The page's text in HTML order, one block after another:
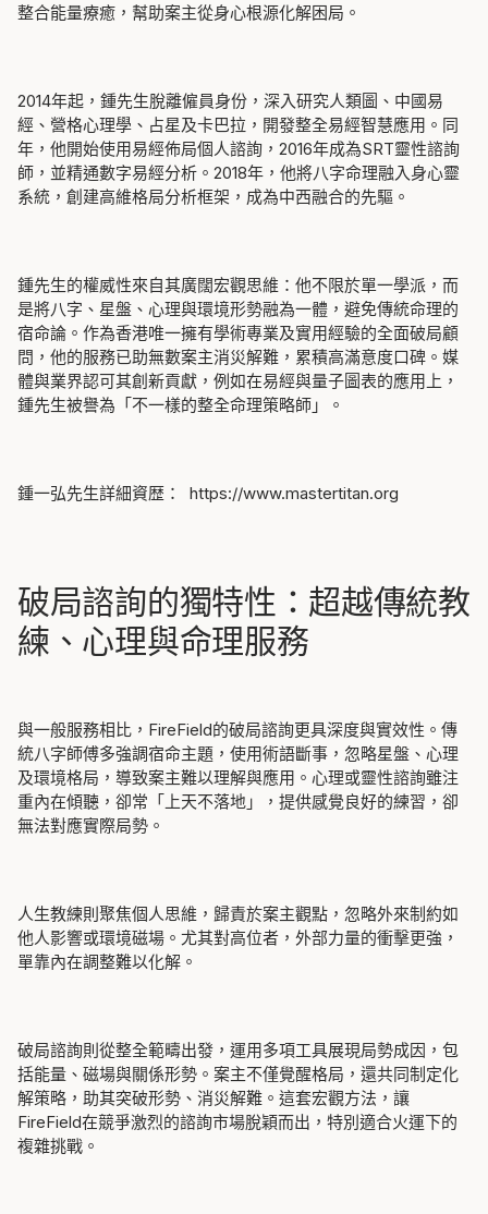
整合能量療癒，幫助案主從身心根源化解困局。
2014年起，鍾先生脫離僱員身份，深入研究人類圖 、中國易
經、營格心理學、占星及卡巴拉，開發整全易經智慧應用 。同
年，他開始使用易經佈局個人諮詢，2016年成為SRT靈性諮詢
師，並精通數字易經分析。2018年，他將八字命理融入身心靈
系統，創建高維格局分析框架，成為中西融合的先驅。
鍾先生的權威性來自其廣闊宏觀思維：他不限於單一學派，而
是將八字、星盤、心理與環境形勢融為一體，避免傳統命理的
宿命論 。作為香港唯一擁有學術專業及實用經驗的全面破局顧
問，他的服務已助無數案主消災解難，累積高滿意度口碑。媒
體與業界認可其創新貢獻，例如在易經與量子圖表的應用上，
鍾先生被譽為「不一樣的整全命理策略師」。
鍾一弘先生詳細資歴： https://www.mastertitan.org
破局諮詢的獨特性：超越傳統教
練、心理與命理服務
與一般服務相比，FireField的破局諮詢更具深度與實效性。傳
統八字師傅多強調宿命主題，使用術語斷事，忽略星盤、心理
及環境格局，導致案主難以理解與應用。心理或靈性諮詢雖注
重內在傾聽，卻常「上天不落地」，提供感覺良好的練習，卻
無法對應實際局勢。
人生教練則聚焦個人思維，歸責於案主觀點，忽略外來制約如
他人影響或環境磁場。尤其對高位者，外部力量的衝擊更強，
單靠內在調整難以化解。
破局諮詢則從整全範疇出發，運用多項工具展現局勢成因，包
括能量、磁場與關係形勢。案主不僅覺醒格局，還共同制定化
解策略，助其突破形勢、消災解難。這套宏觀方法，讓
FireField在競爭激烈的諮詢市場脫穎而出，特別適合火運下的
複雜挑戰。